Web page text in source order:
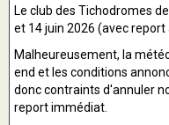
Le club des Tichodromes
et 14 juin 2026 (avec report
Malheureusement, la
end et les conditions
donc contraints d'annuler
report immédiat.